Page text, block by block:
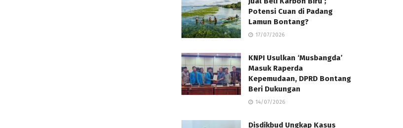
Potensi Cuan di Padang
Lamun Bontang?
17/07/2026
KNPI Usulkan ‘Musbangda’
Masuk Raperda
Kepemudaan, DPRD Bontang
Beri Dukungan
14/07/2026
Disdikbud Ungkap Kasus